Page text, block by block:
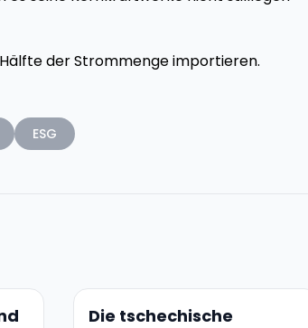
der Strommenge importieren.
ESG
Die tschechische